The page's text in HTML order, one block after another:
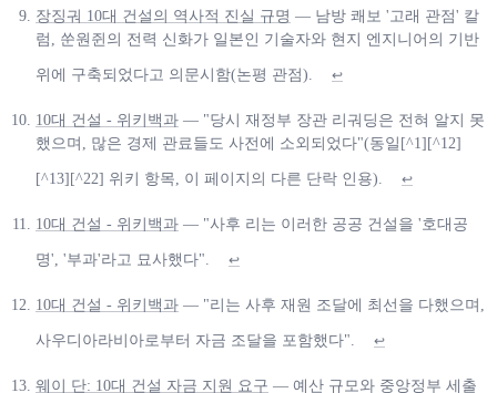
장징궈 10대 건설의 역사적 진실 규명 — 남방 쾌보 '고래 관점' 칼
럼, 쑨원쥔의 전력 신화가 일본인 기술자와 현지 엔지니어의 기반
위에 구축되었다고 의문시함(논평 관점). ↩
10대 건설 - 위키백과 — "당시 재정부 장관 리궈딩은 전혀 알지 못
했으며, 많은 경제 관료들도 사전에 소외되었다"(동일[^1][^12]
[^13][^22] 위키 항목, 이 페이지의 다른 단락 인용). ↩
10대 건설 - 위키백과 — "사후 리는 이러한 공공 건설을 '호대공
명', '부과'라고 묘사했다". ↩
10대 건설 - 위키백과 — "리는 사후 재원 조달에 최선을 다했으며,
사우디아라비아로부터 자금 조달을 포함했다". ↩
웨이 단: 10대 건설 자금 지원 요구 — 예산 규모와 중앙정부 세출